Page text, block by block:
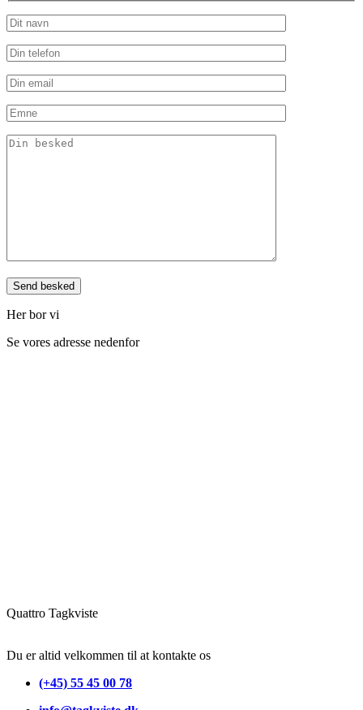
Her bor vi
Se vores adresse nedenfor
Quattro Tagkviste
Du er altid velkommen til at kontakte os
(+45) 55 45 00 78